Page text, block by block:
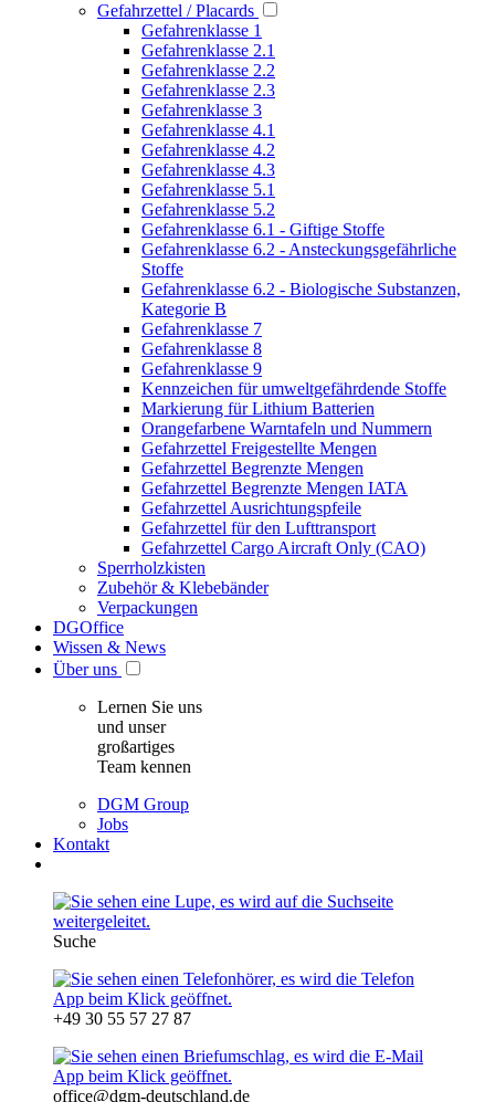
Gefahrzettel / Placards
Gefahrenklasse 1
Gefahrenklasse 2.1
Gefahrenklasse 2.2
Gefahrenklasse 2.3
Gefahrenklasse 3
Gefahrenklasse 4.1
Gefahrenklasse 4.2
Gefahrenklasse 4.3
Gefahrenklasse 5.1
Gefahrenklasse 5.2
Gefahrenklasse 6.1 - Giftige Stoffe
Gefahrenklasse 6.2 - Ansteckungsgefährliche
Stoffe
Gefahrenklasse 6.2 - Biologische Substanzen,
Kategorie B
Gefahrenklasse 7
Gefahrenklasse 8
Gefahrenklasse 9
Kennzeichen für umweltgefährdende Stoffe
Markierung für Lithium Batterien
Orangefarbene Warntafeln und Nummern
Gefahrzettel Freigestellte Mengen
Gefahrzettel Begrenzte Mengen
Gefahrzettel Begrenzte Mengen IATA
Gefahrzettel Ausrichtungspfeile
Gefahrzettel für den Lufttransport
Gefahrzettel Cargo Aircraft Only (CAO)
Sperrholzkisten
Zubehör & Klebebänder
Verpackungen
DGOffice
Wissen & News
Über uns
Lernen Sie uns
und unser
großartiges
Team kennen
DGM Group
Jobs
Kontakt
Suche
+49 30 55 57 27 87
office@dgm-deutschland.de